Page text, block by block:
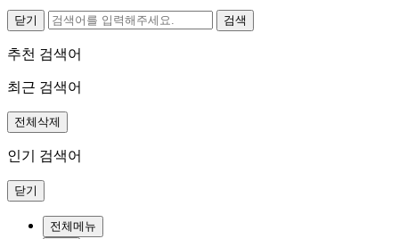
닫기
추천 검색어
최근 검색어
전체삭제
인기 검색어
닫기
전체메뉴